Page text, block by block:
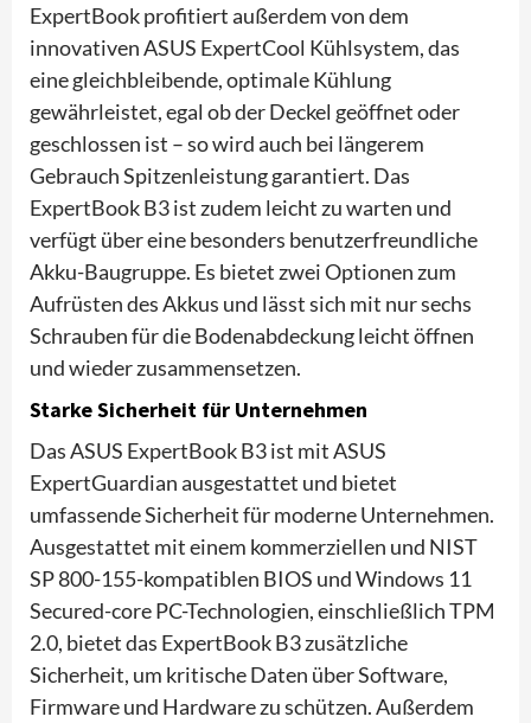
ExpertBook profitiert außerdem von dem
innovativen ASUS ExpertCool Kühlsystem, das
eine gleichbleibende, optimale Kühlung
gewährleistet, egal ob der Deckel geöffnet oder
geschlossen ist – so wird auch bei längerem
Gebrauch Spitzenleistung garantiert. Das
ExpertBook B3 ist zudem leicht zu warten und
verfügt über eine besonders benutzerfreundliche
Akku-Baugruppe. Es bietet zwei Optionen zum
Aufrüsten des Akkus und lässt sich mit nur sechs
Schrauben für die Bodenabdeckung leicht öffnen
und wieder zusammensetzen.
Starke Sicherheit für Unternehmen
Das ASUS ExpertBook B3 ist mit ASUS
ExpertGuardian ausgestattet und bietet
umfassende Sicherheit für moderne Unternehmen.
Ausgestattet mit einem kommerziellen und NIST
SP 800-155-kompatiblen BIOS und Windows 11
Secured-core PC-Technologien, einschließlich TPM
2.0, bietet das ExpertBook B3 zusätzliche
Sicherheit, um kritische Daten über Software,
Firmware und Hardware zu schützen. Außerdem